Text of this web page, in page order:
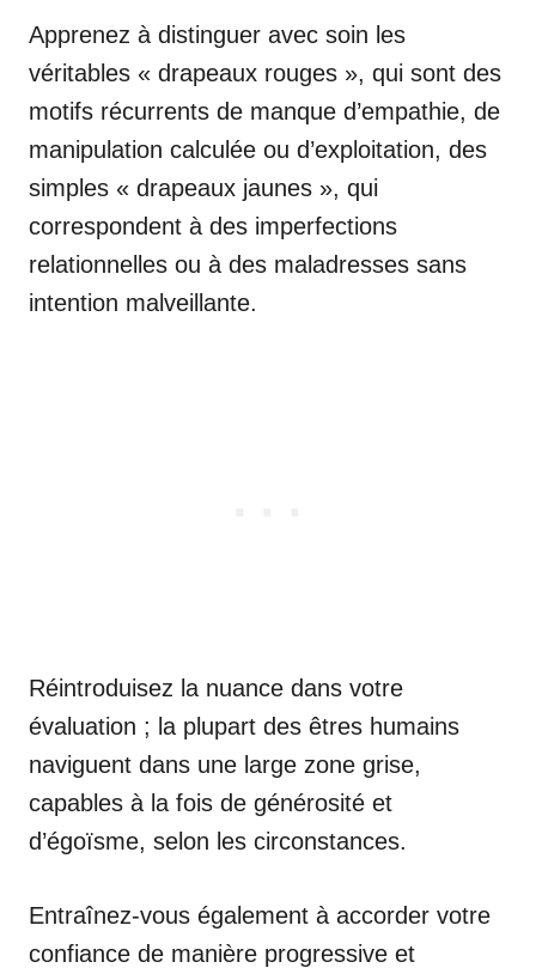
Apprenez à distinguer avec soin les
véritables « drapeaux rouges », qui sont des
motifs récurrents de manque d’empathie, de
manipulation calculée ou d’exploitation, des
simples « drapeaux jaunes », qui
correspondent à des imperfections
relationnelles ou à des maladresses sans
intention malveillante.
Réintroduisez la nuance dans votre
évaluation ; la plupart des êtres humains
naviguent dans une large zone grise,
capables à la fois de générosité et
d’égoïsme, selon les circonstances.
Entraînez-vous également à accorder votre
confiance de manière progressive et